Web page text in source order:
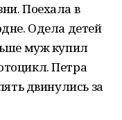
Поехала в
Одела детей
муж купил
Петра
двинулись за